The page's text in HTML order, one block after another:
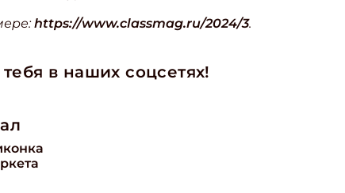
https://www.classmag.ru/2024/3.
в наших соцсетях!